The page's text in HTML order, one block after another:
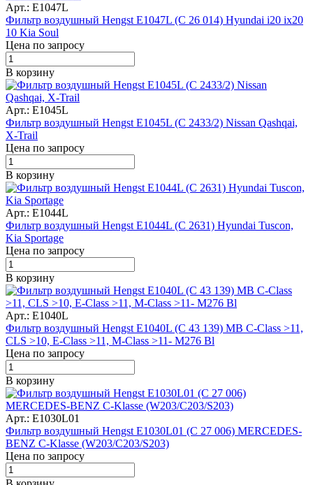
Арт.: E1047L
Фильтр воздушный Hengst E1047L (C 26 014) Hyundai i20 ix20
10 Kia Soul
Цена по запросу
В корзину
Арт.: E1045L
Фильтр воздушный Hengst E1045L (C 2433/2) Nissan Qashqai,
X-Trail
Цена по запросу
В корзину
Арт.: E1044L
Фильтр воздушный Hengst E1044L (C 2631) Hyundai Tuscon,
Kia Sportage
Цена по запросу
В корзину
Арт.: E1040L
Фильтр воздушный Hengst E1040L (C 43 139) MB C-Class >11,
CLS >10, E-Class >11, M-Class >11- M276 Bl
Цена по запросу
В корзину
Арт.: E1030L01
Фильтр воздушный Hengst E1030L01 (C 27 006) MERCEDES-
BENZ C-Klasse (W203/C203/S203)
Цена по запросу